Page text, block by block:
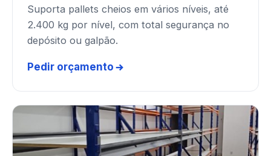
Suporta pallets cheios em vários níveis, até
2.400 kg por nível, com total segurança no
depósito ou galpão.
Pedir orçamento